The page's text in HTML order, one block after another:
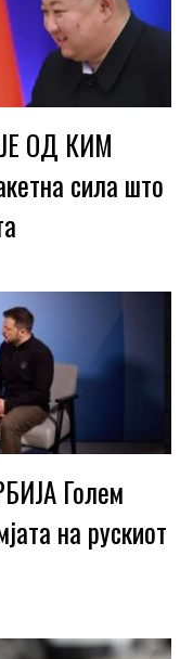
ОД КИМ
сила што
Голем
на рускиот